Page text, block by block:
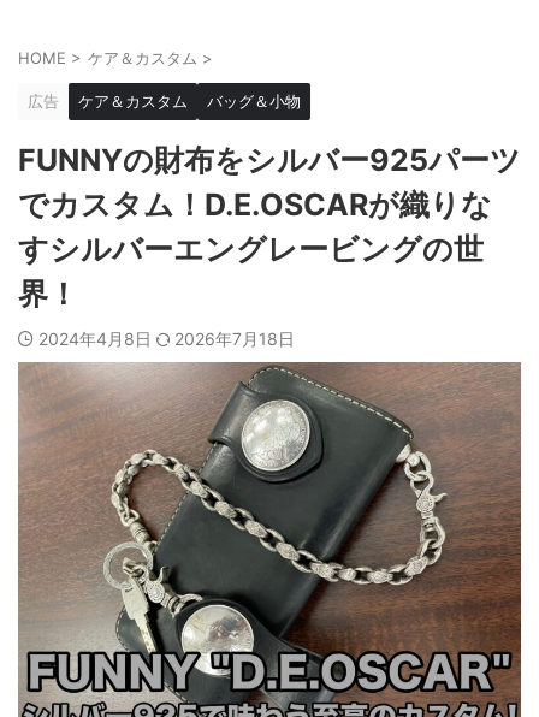
HOME > ケア＆カスタム >
広告 ケア＆カスタム バッグ＆小物
FUNNYの財布をシルバー925パーツ
でカスタム！D.E.OSCARが織りな
すシルバーエングレービングの世
界！
2024年4月8日 2026年7月18日